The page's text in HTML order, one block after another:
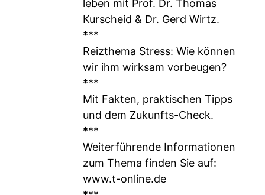
leben mit Prof. Dr. Thomas
Kurscheid & Dr. Gerd Wirtz.
***
Reizthema Stress: Wie können
wir ihm wirksam vorbeugen?
***
Mit Fakten, praktischen Tipps
und dem Zukunfts-Check.
***
Weiterführende Informationen
zum Thema finden Sie auf:
www.t-online.de